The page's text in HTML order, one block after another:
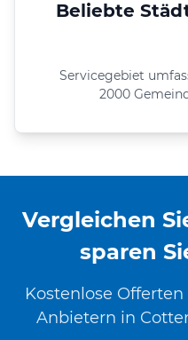
Beliebte
Servicegebiet
2000
Vergleichen
sparen
Kostenlose
Anbietern in